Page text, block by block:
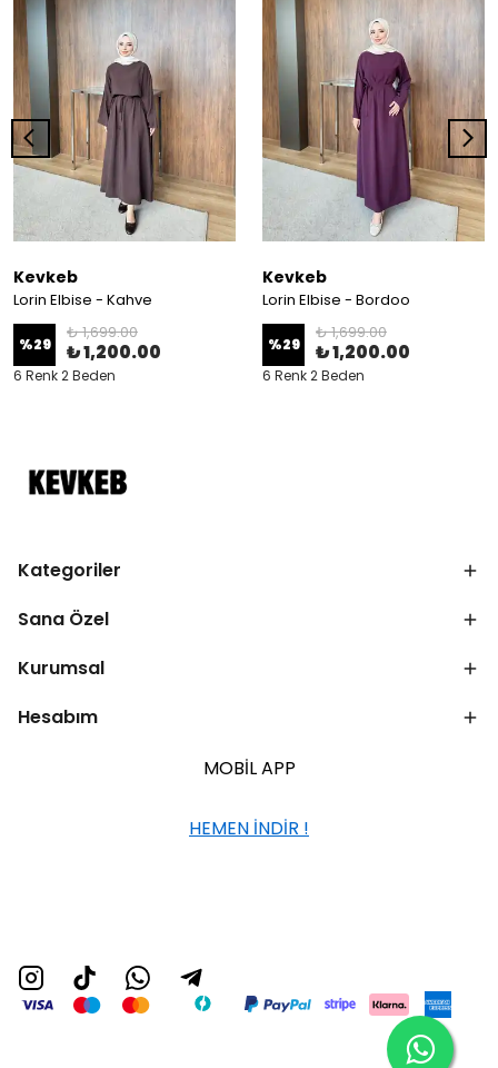
Kevkeb
Lorin Elbise - Kahve
%29
₺ 1,699.00
₺ 1,200.00
6 Renk 2 Beden
Kevkeb
Lorin Elbise - Bordoo
%29
₺ 1,699.00
₺ 1,200.00
6 Renk 2 Beden
Kategoriler
Sana Özel
Kurumsal
Hesabım
MOBİL APP
HEMEN İNDİR !